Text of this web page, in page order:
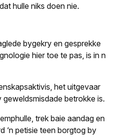
hulle niks doen nie.
bygekry en gesprekke
hier toe te pas, is in n
het uitgevaar
betrokke is.
trek baie aandag en
‘n petisie teen borgtog by